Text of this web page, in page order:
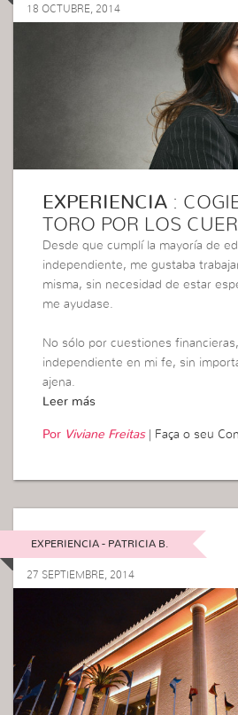
18 OCTUBRE, 2014
EXPERIENCIA :
TORO POR LOS
Desde que cumplí la mayoría de
independiente, me gustaba
misma, sin necesidad de estar
me ayudase.
No sólo por cuestiones
independiente en mi fe, sin
ajena.
Leer más
Por Viviane Freitas| Faça o seu
EXPERIENCIA - PATRICIA B.
27 SEPTIEMBRE, 2014